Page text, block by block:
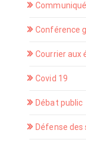
Conférence
Courrier aux
Covid 19
Débat public
Défense des